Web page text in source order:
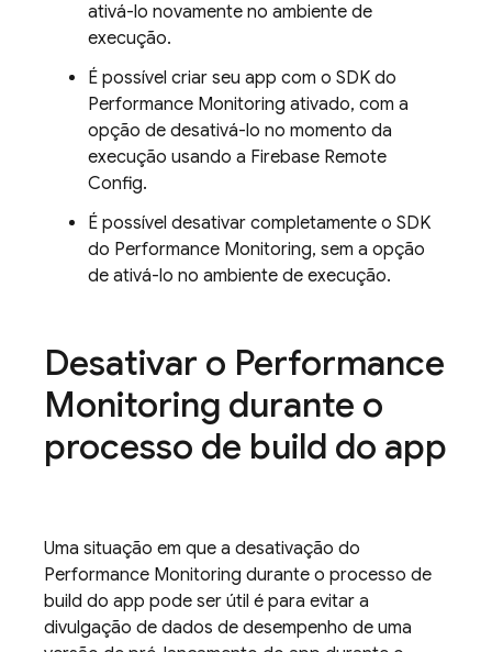
ativá-lo novamente no ambiente de
execução.
É possível criar seu app com o SDK do
Performance Monitoring ativado, com a
opção de desativá-lo no momento da
execução usando a Firebase Remote
Config.
É possível desativar completamente o SDK
do Performance Monitoring, sem a opção
de ativá-lo no ambiente de execução.
Desativar o Performance
Monitoring durante o
processo de build do app
Uma situação em que a desativação do
Performance Monitoring durante o processo de
build do app pode ser útil é para evitar a
divulgação de dados de desempenho de uma